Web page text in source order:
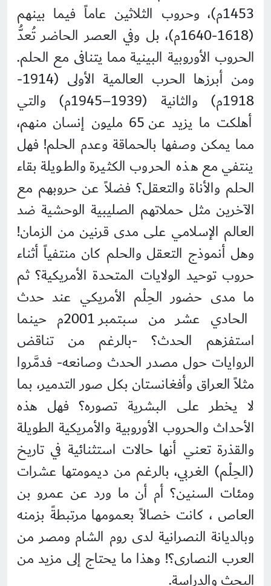
1453م)، وحروب الثلاثين عاماً فيما بينهم
(1618-1640م)، بل وفي العصر الحاضر تُعدُّ
الحروب الأوروبية البينية مما يتنافى مع الحلم.
ومن أبرزها الحرب العالمية الأولى (1914-
1918م) والثانية (1939–1945م) والتي
أهلكت ما يزيد عن 65 مليون إنسان منهم،
مما يمكن وصفها بالحماقة وعدم الحلم! فهل
ينتفي مع هذه الحروب الكثيرة والطويلة بقاء
الحلم والأناة والتعقل؟ فضلاً عن حروبهم مع
الآخرين مثل حملاتهم الصليبية الوحشية ضد
العالم الإسلامي على مدى قرنين من الزمان!
وهل أنموذج التعقل والحلم كان منتفياً أثناء
حروب توحيد الولايات المتحدة الأمريكية؟ ثم
ما مدى حضور الحِلْم الأمريكي عند حدث
الحادي عشر من سبتمبر 2001م حينما
استفزهم الحدث؟ -بالرغم من تناقض
الروايات حول مصدر الحدث وصانعه- فدمَّروا
مثلاً العراق وأفغانستان بكل صور التدمير، بما
لا يخطر على البشرية تصوره؟ فهل هذه
الأحداث والحروب الأوروبية والأمريكية الطويلة
والقذرة تعني أنها حالات استثنائية في تاريخ
(الحِلْم) الغربي، بالرغم من ديمومتها عشرات
ومئات السنين؟ أم أن ما ورد عن عمرو بن
العاص ، كانت خصالاً بعمومها مرتبطةً بزمنه
وبالديانة النصرانية لدى روم الشام ومصر من
العرب النصارى؟! وهذا ما يحتاج إلى مزيد من
البحث والدراسة.